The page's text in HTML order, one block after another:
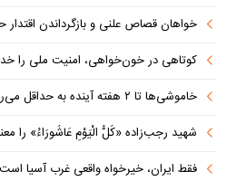
خواهان قصاص علنی و بازگرداندن
کوتاهی در خون‌خواهی، امنیت ملی را
خاموشی‌ها تا ۲ هفته آینده به حداقل می‌رسد
شهید رجب‌زاده «کُلُّ الْیَوْمِ عَاشُورَاءُ» را
فقط ایران، خیرخواه واقعی غرب آسیا است